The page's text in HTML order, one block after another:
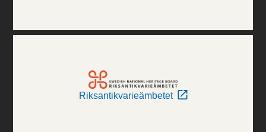
Riksantikvarieämbetet